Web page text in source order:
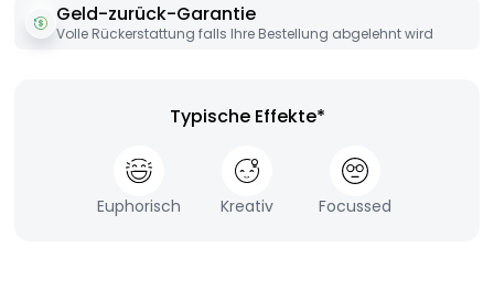
Geld-zurück-Garantie
Volle Rückerstattung falls Ihre Bestellung abgelehnt wird
Typische Effekte*
Euphorisch Kreativ Focussed